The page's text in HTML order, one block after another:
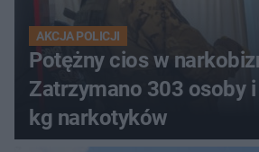
AKCJA POLICJI
Potężny cios w
Zatrzymano 303 osoby i przejęto 72
kg narkotyków